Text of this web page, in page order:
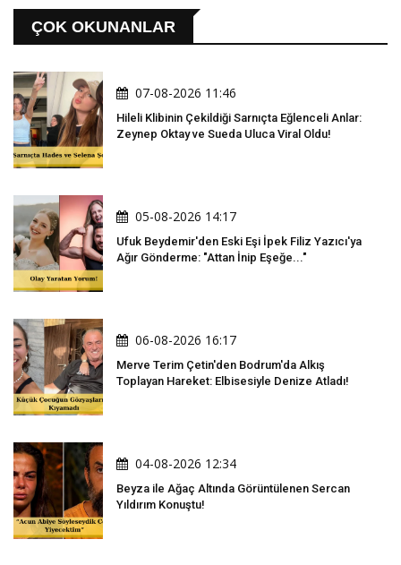
ÇOK OKUNANLAR
07-08-2026 11:46
Hileli Klibinin Çekildiği Sarnıçta Eğlenceli Anlar:
Zeynep Oktay ve Sueda Uluca Viral Oldu!
05-08-2026 14:17
Ufuk Beydemir'den Eski Eşi İpek Filiz Yazıcı'ya
Ağır Gönderme: "Attan İnip Eşeğe..."
06-08-2026 16:17
Merve Terim Çetin'den Bodrum'da Alkış
Toplayan Hareket: Elbisesiyle Denize Atladı!
04-08-2026 12:34
Beyza ile Ağaç Altında Görüntülenen Sercan
Yıldırım Konuştu!